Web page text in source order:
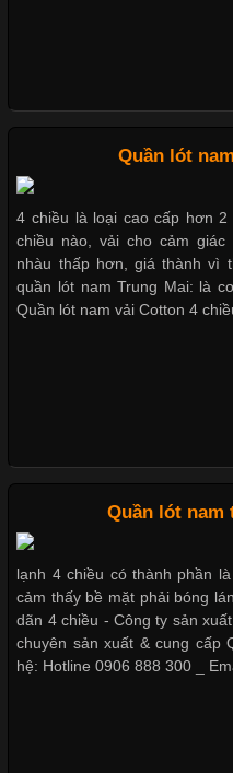
Chất Liệu Bamboo Xu
Cập nhật
Trong những năm gần đây,
trong những chất liệu được
nhờ đặc tính mềm mại,
Không chỉ được ứng dụng
Cập nhật
Vải thun là một trong những
nhất trong ngành thời trang
thoải mái khi mặc. Từ áo
vải thun luôn đóng vai trò
Hiện nay, nhu cầu tìm kiếm
Mẫu quần lót
Những mẩu quần
Bộ sưu tập quần
Dễ chịu hơn với quần
Quần lót
4 chiều là loại cao cấp hơn
chiều nào, vải cho cảm
nhàu thấp hơn, giá thành vì
quần lót nam Trung Mai: là
Quần lót nam vải Cotton 4
Quần lót nam
lạnh 4 chiều có thành phần
cảm thấy bề mặt phải bóng
dãn 4 chiều - Công ty sản
chuyên sản xuất & cung cấp
hệ: Hotline 0906 888 300 _